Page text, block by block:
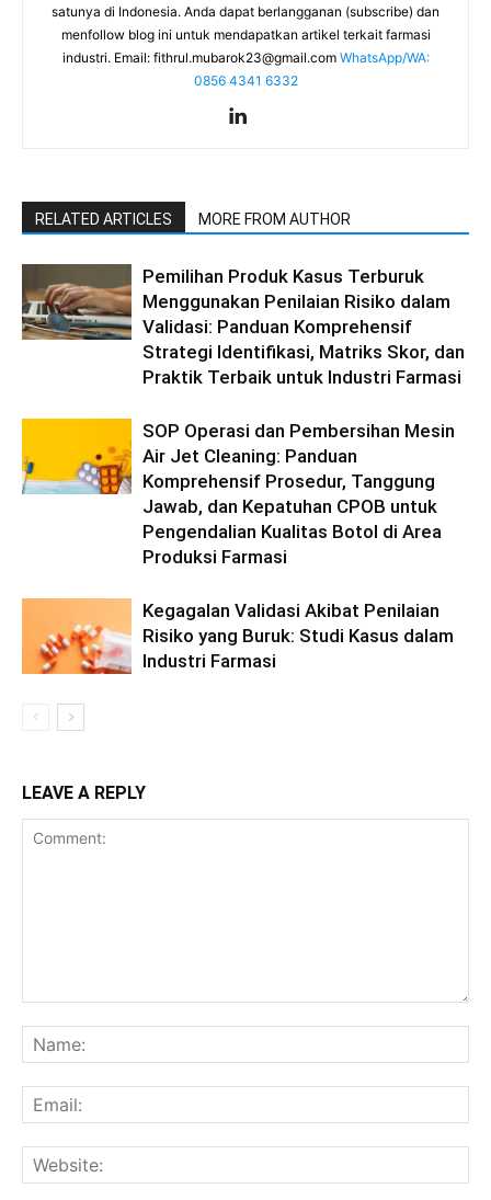
satunya di Indonesia. Anda dapat berlangganan (subscribe) dan
menfollow blog ini untuk mendapatkan artikel terkait farmasi
industri. Email: fithrul.mubarok23@gmail.com WhatsApp/WA:
0856 4341 6332
RELATED ARTICLES MORE FROM AUTHOR
Pemilihan Produk Kasus Terburuk
Menggunakan Penilaian Risiko dalam
Validasi: Panduan Komprehensif
Strategi Identifikasi, Matriks Skor, dan
Praktik Terbaik untuk Industri Farmasi
SOP Operasi dan Pembersihan Mesin
Air Jet Cleaning: Panduan
Komprehensif Prosedur, Tanggung
Jawab, dan Kepatuhan CPOB untuk
Pengendalian Kualitas Botol di Area
Produksi Farmasi
Kegagalan Validasi Akibat Penilaian
Risiko yang Buruk: Studi Kasus dalam
Industri Farmasi
LEAVE A REPLY